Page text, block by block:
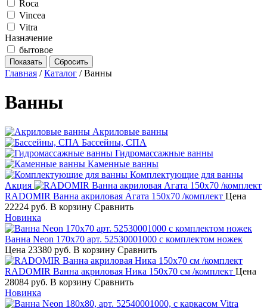
Roca
Vincea
Vitra
Назначение
бытовое
Главная /Каталог /Ванны
Ванны
Акриловые ванны
Бассейны, СПА
Гидромассажные ванны
Каменные ванны
Комплектующие для ванны
Акция
RADОMIR Ванна акриловая Агата 150х70 /комплект Цена
22224 руб. В корзину Сравнить
Новинка
Ванна Neon 170х70 арт. 52530001000 с комплектом ножек
Цена 23380 руб. В корзину Сравнить
RADOMIR Ванна акриловая Ника 150х70 см /комплект Цена
28084 руб. В корзину Сравнить
Новинка